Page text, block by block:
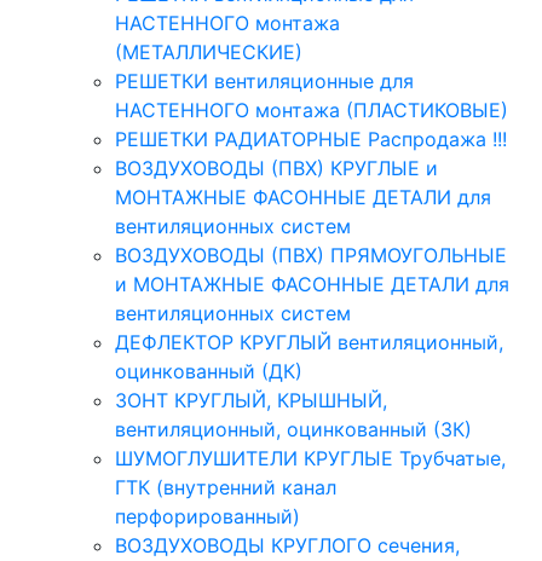
НАСТЕННОГО монтажа
(МЕТАЛЛИЧЕСКИЕ)
РЕШЕТКИ вентиляционные для
НАСТЕННОГО монтажа (ПЛАСТИКОВЫЕ)
РЕШЕТКИ РАДИАТОРНЫЕ Распродажа !!!
ВОЗДУХОВОДЫ (ПВХ) КРУГЛЫЕ и
МОНТАЖНЫЕ ФАСОННЫЕ ДЕТАЛИ для
вентиляционных систем
ВОЗДУХОВОДЫ (ПВХ) ПРЯМОУГОЛЬНЫЕ
и МОНТАЖНЫЕ ФАСОННЫЕ ДЕТАЛИ для
вентиляционных систем
ДЕФЛЕКТОР КРУГЛЫЙ вентиляционный,
оцинкованный (ДК)
ЗОНТ КРУГЛЫЙ, КРЫШНЫЙ,
вентиляционный, оцинкованный (ЗК)
ШУМОГЛУШИТЕЛИ КРУГЛЫЕ Трубчатые,
ГТК (внутренний канал
перфорированный)
ВОЗДУХОВОДЫ КРУГЛОГО сечения,